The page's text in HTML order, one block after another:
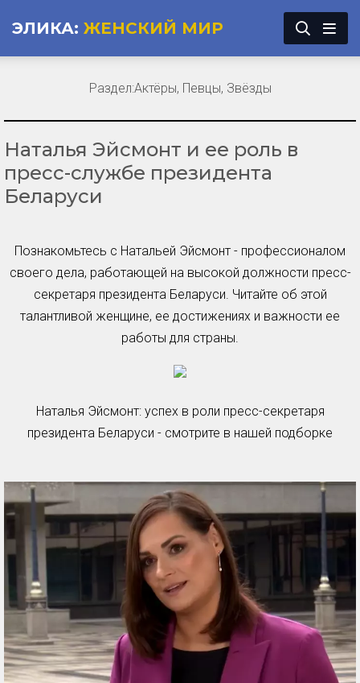
ЭЛИКА: ЖЕНСКИЙ МИР
Наталья Эйсмонт и ее роль в
пресс-службе президента
Беларуси
Познакомьтесь с Натальей Эйсмонт - профессионалом
своего дела, работающей на высокой должности пресс-
секретаря президента Беларуси. Читайте об этой
талантливой женщине, ее достижениях и важности ее
работы для страны.
Наталья Эйсмонт: успех в роли пресс-секретаря
президента Беларуси - смотрите в нашей подборке
Раздел:Актёры, Певцы, Звёзды